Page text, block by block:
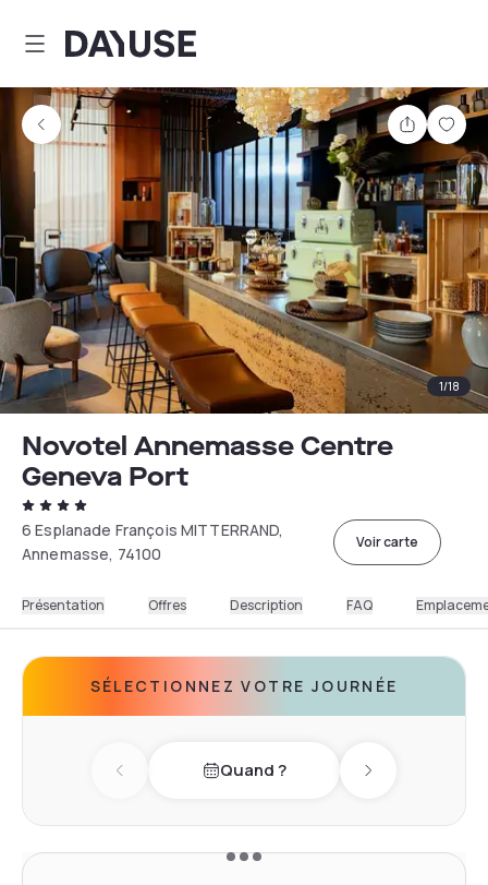
Dayuse
Partager
1/18
Novotel Annemasse Centre
Geneva Port
6 Esplanade François MITTERRAND,
Annemasse, 74100
Voir carte
Présentation Offres Description FAQ
SÉLECTIONNEZ VOTRE JOURNÉE
Previous dayQuand ? Next day